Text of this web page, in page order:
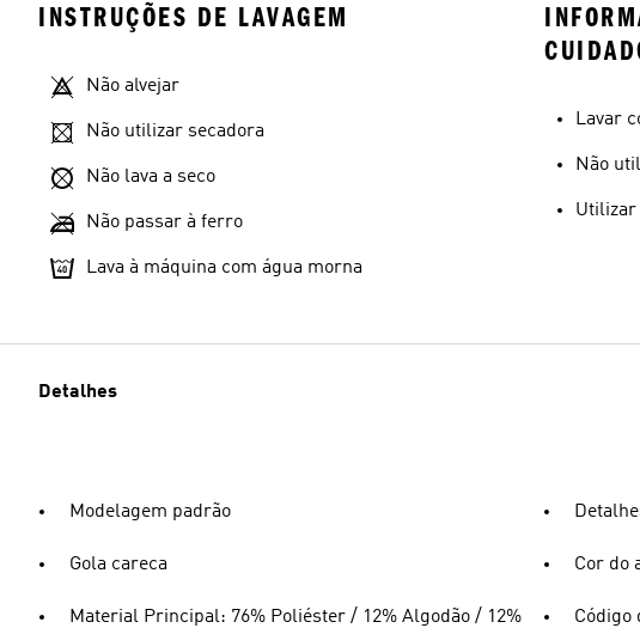
INSTRUÇÕES DE LAVAGEM
Não alvejar
Não utilizar secadora
Não lava a seco
Não passar à ferro
Lava à máquina com água morna
Lavar
Não
Utilizar
Detalhes
Modelagem padrão
Gola careca
Material Principal: 76% Poliéster / 12% Algodão / 12%
Cor do
Código